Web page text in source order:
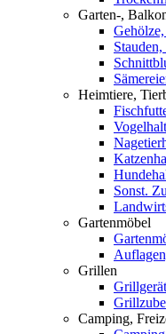
Garten-,
Heimtiere,
Sonst.
Gartenmöbel
Grillen
Camping,